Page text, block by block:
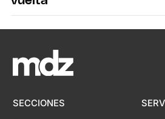
SECCIONES